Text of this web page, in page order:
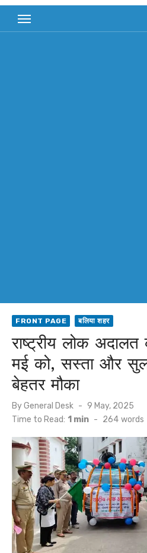
FRONT PAGE बलिया शहर
राष्ट्रीय लोक
मई को, सस्ता और
बेहतर मौका
ByGeneral Desk
Posted
on
9 May, 2025
Time to Read: 1 min - 264 words